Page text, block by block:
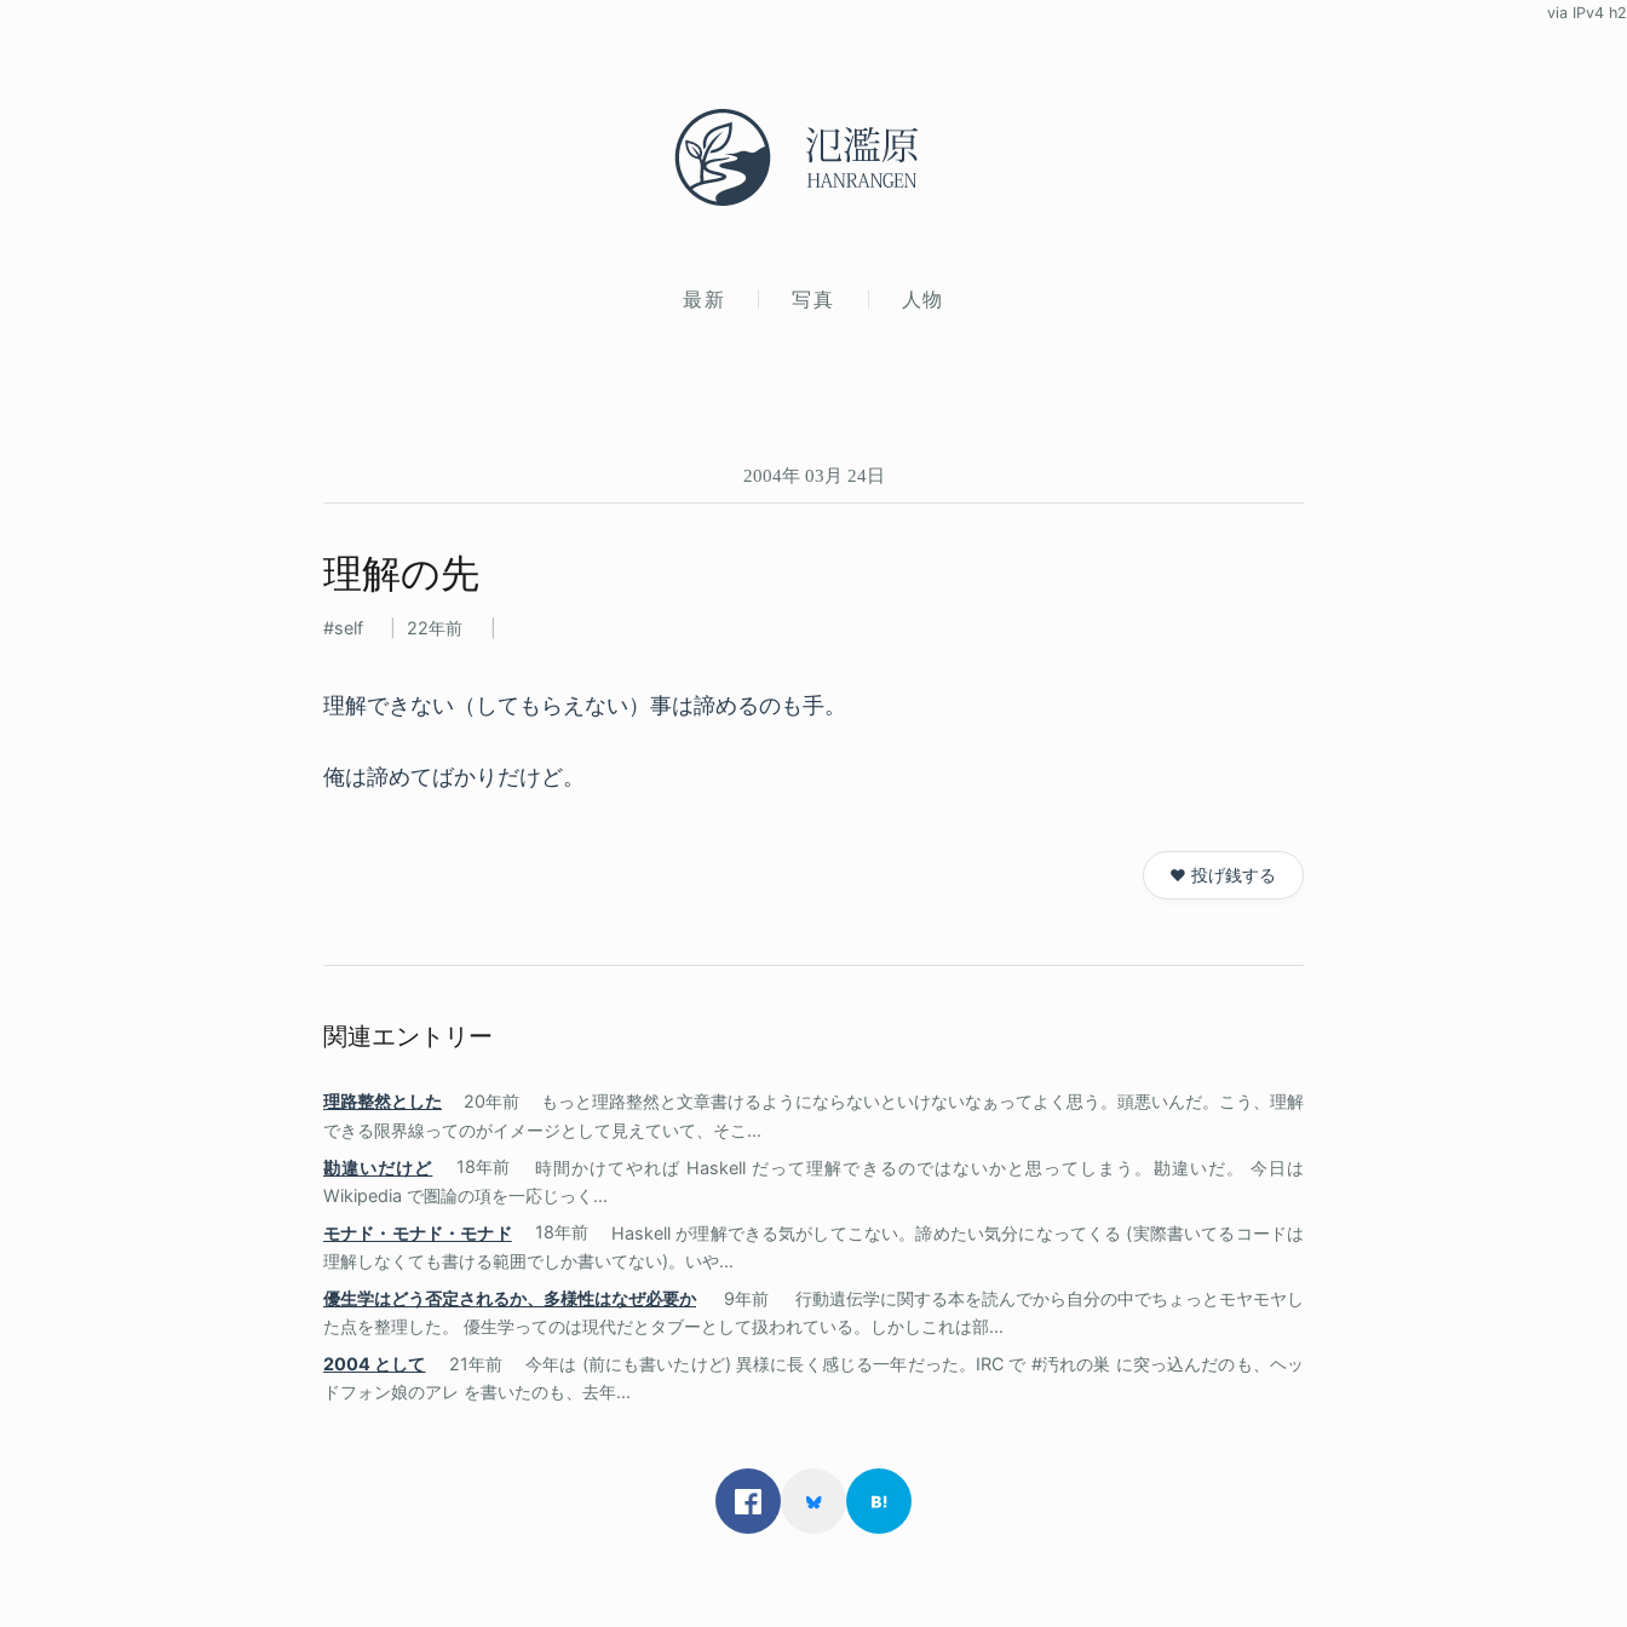
最新 写真 人物
via IPv4 h2
2004年 03月 24日
理解の​先
self 22年前
理解できない（してもらえない）事は諦めるのも手。
俺は諦めてばかりだけど。
❤️ 投げ銭する
関連エントリー
理路整然とした 20年前
もっと理路整然と文章書けるようにならないといけないなぁってよく思う。頭悪いんだ。こう、理解
できる限界線ってのがイメージとして見えていて、そこ...
勘違いだけど
18年前
時間かけてやれば Haskell だって理解できるのではないかと思ってしまう。勘違いだ。 今日は
Wikipedia で圏論の項を一応じっく...
モナド・モナド・モナド
18年前
Haskell が理解できる気がしてこない。諦めたい気分になってくる (実際書いてるコードは
理解しなくても書ける範囲でしか書いてない)。いや...
優生学はどう否定されるか、多様性はなぜ必要か
9年前
行動遺伝学に関する本を読んでから自分の中でちょっとモヤモヤし
た点を整理した。 優生学ってのは現代だとタブーとして扱われている。しかしこれは部...
2004 として
21年前
今年は (前にも書いたけど) 異様に長く感じる一年だった。IRC で #汚れの巣 に突っ込んだのも、ヘッ
ドフォン娘のアレ を書いたのも、去年...